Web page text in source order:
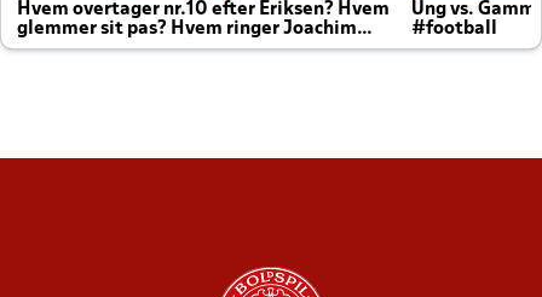
Hvem overtager nr.10 efter Eriksen? Hvem
glemmer sit pas? Hvem ringer Joachim
altid til efter kampe?
Ung vs.
#football